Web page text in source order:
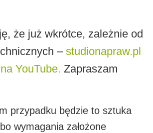
że już wkrótce, zależnie od
– studionapraw.pl
YouTube. Zapraszam
przypadku będzie to sztuka
wymagania założone